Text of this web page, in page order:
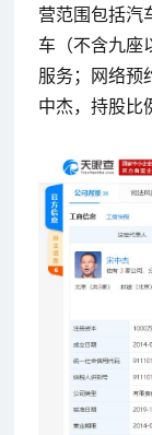
营范围包括汽
车（不含九座
服务；网络预
中杰，持股比